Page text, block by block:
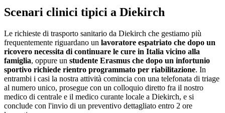
Scenari clinici tipici a Diekirch
Le richieste di trasporto sanitario da Diekirch che gestiamo più
frequentemente riguardano un lavoratore espatriato che dopo un
ricovero necessita di continuare le cure in Italia vicino alla
famiglia, oppure un studente Erasmus che dopo un infortunio
sportivo richiede rientro programmato per riabilitazione. In
entrambi i casi la nostra attività comincia con una telefonata di triage
al numero unico, prosegue con un colloquio diretto fra il nostro
medico di centrale e il medico curante locale a Diekirch, e si
conclude con l'invio di un preventivo dettagliato entro 2 ore